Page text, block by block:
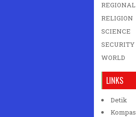
REGIONAL
RELIGION
SCIENCE
SECURITY
WORLD
LINKS
Detik
Kompas